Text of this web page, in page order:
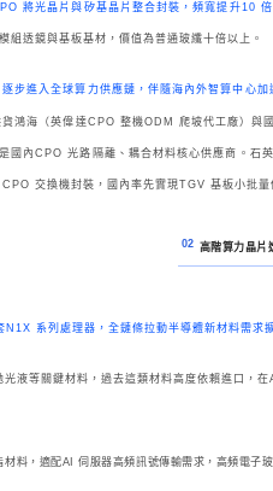
將光晶片與矽基晶片整合封裝，頻寬提升10
組透鏡與基板基材，價值為普通玻纖十倍以上。
步進入全球算力供應鏈，伴隨海內外智算中心
鴻海（英偉達CPO 整機ODM 爬坡代工廠）
內CPO 光路隔離、耦合材料核心供應商。
交換機封裝，國內率先實現TGV 基板小批
02 高階算力晶片
系列處理器，全鏈條拉動半導體新材料需求
液等關鍵材料，過去這類材料高度依賴進口
料，適配AI 伺服器高頻訊號傳輸需求，高頻電子